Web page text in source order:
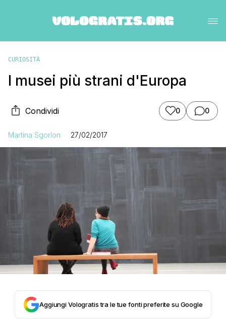
CURIOSITÀ
I musei più strani d'Europa
Condividi 0 0
Martina Sgorlon 27/02/2017
Aggiungi Vologratis tra le tue fonti preferite su Google